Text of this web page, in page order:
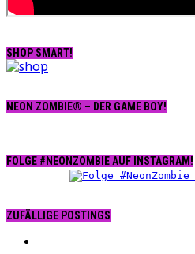
SHOP SMART!
NEON ZOMBIE® – DER GAME BOY!
FOLGE #NEONZOMBIE AUF INSTAGRAM!
ZUFÄLLIGE POSTINGS